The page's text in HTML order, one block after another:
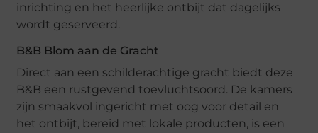
inrichting en het heerlijke ontbijt dat dagelijks
wordt geserveerd.
B&B Blom aan de Gracht
Direct aan een schilderachtige gracht biedt deze
B&B een rustgevend toevluchtsoord. De kamers
zijn smaakvol ingericht met oog voor detail en
het ontbijt, bereid met lokale producten, is een